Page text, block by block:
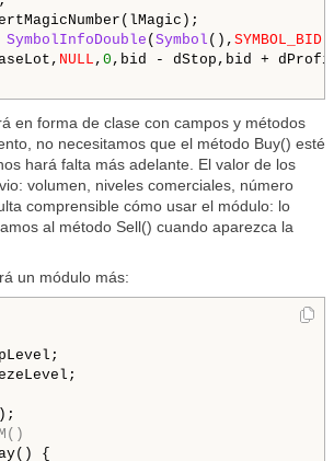
SymbolInfoDouble ( Symbol (), SYMBOL_BID
NULL , 0 ,bid - dStop,bid +
en forma de clase con campos y métodos
no necesitamos que el método Buy() esté
hará falta más adelante. El valor de los
volumen, niveles comerciales, número
comprensible cómo usar el módulo: lo
al método Sell() cuando aparezca la
un módulo más:
{